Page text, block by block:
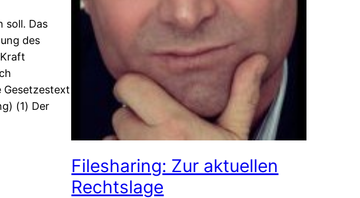
Pippi
Langstrumpf
soll. Das
des
Gesetzestext
(1) Der
Filesharing: Zur aktuellen
Rechtslage